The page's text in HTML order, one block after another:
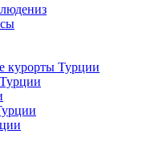
курорты Турции